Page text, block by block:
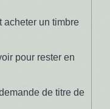
acheter un timbre
pour rester en
de titre de